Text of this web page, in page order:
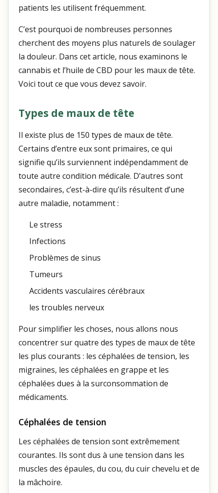
patients les utilisent fréquemment.
C’est pourquoi de nombreuses personnes
cherchent des moyens plus naturels de soulager
la douleur. Dans cet article, nous examinons le
cannabis et l’huile de CBD pour les maux de tête.
Voici tout ce que vous devez savoir.
Types de maux de tête
Il existe plus de 150 types de maux de tête.
Certains d’entre eux sont primaires, ce qui
signifie qu’ils surviennent indépendamment de
toute autre condition médicale. D’autres sont
secondaires, c’est-à-dire qu’ils résultent d’une
autre maladie, notamment :
Le stress
Infections
Problèmes de sinus
Tumeurs
Accidents vasculaires cérébraux
les troubles nerveux
Pour simplifier les choses, nous allons nous
concentrer sur quatre des types de maux de tête
les plus courants : les céphalées de tension, les
migraines, les céphalées en grappe et les
céphalées dues à la surconsommation de
médicaments.
Céphalées de tension
Les céphalées de tension sont extrêmement
courantes. Ils sont dus à une tension dans les
muscles des épaules, du cou, du cuir chevelu et de
la mâchoire.